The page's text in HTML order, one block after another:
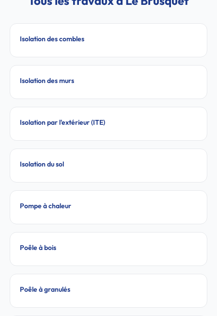
Isolation des combles
Isolation des murs
Isolation par l'extérieur (ITE)
Isolation du sol
Pompe à chaleur
Poêle à bois
Poêle à granulés